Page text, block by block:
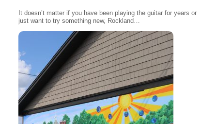
It doesn’t matter if you have been playing the guitar for years or
just want to try something new, Rockland…